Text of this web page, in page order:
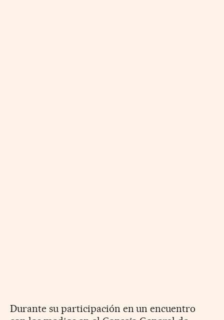
Durante su participación en un encuentro